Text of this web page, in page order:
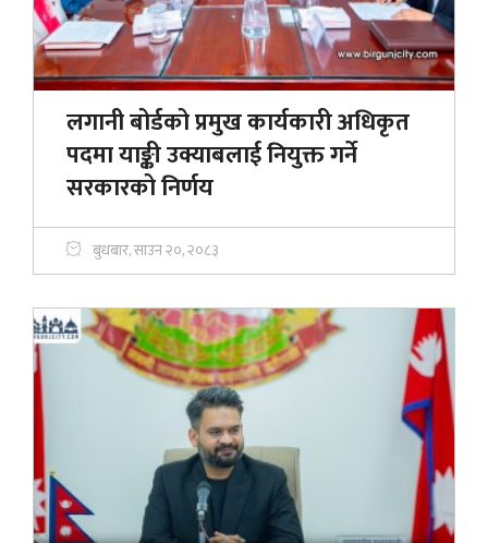
लगानी बोर्डको प्रमुख कार्यकारी अधिकृत
पदमा याङ्की उक्याबलाई नियुक्त गर्ने
सरकारको निर्णय
बुधबार, साउन २०, २०८३